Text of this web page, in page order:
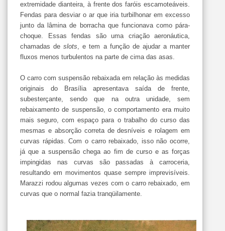
extremidade dianteira, à frente dos faróis escamoteáveis.
Fendas para desviar o ar que iria turbilhonar em excesso
junto da lâmina de borracha que funcionava como pára-
choque. Essas fendas são uma criação aeronáutica,
chamadas deslots, e tem a função de ajudar a manter
fluxos menos turbulentos na parte de cima das asas.
O carro com suspensão rebaixada em relação às medidas
originais do Brasília apresentava saída de frente,
subesterçante, sendo que na outra unidade, sem
rebaixamento de suspensão, o comportamento era muito
mais seguro, com espaço para o trabalho do curso das
mesmas e absorção correta de desníveis e rolagem em
curvas rápidas. Com o carro rebaixado, isso não ocorre,
já que a suspensão chega ao fim de curso e as forças
impingidas nas curvas são passadas à carroceria,
resultando em movimentos quase sempre imprevisíveis.
Marazzi rodou algumas vezes com o carro rebaixado, em
curvas que o normal fazia tranqüilamente.